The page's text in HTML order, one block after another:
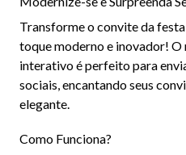
Transforme o convite da
toque moderno e inovador!
interativo é perfeito para
sociais, encantando seus
elegante.
Como Funciona?